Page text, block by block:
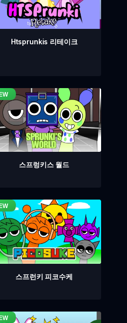
Htsprunkis 리테이크
스프렁키스 월드
스프런키 피코수케